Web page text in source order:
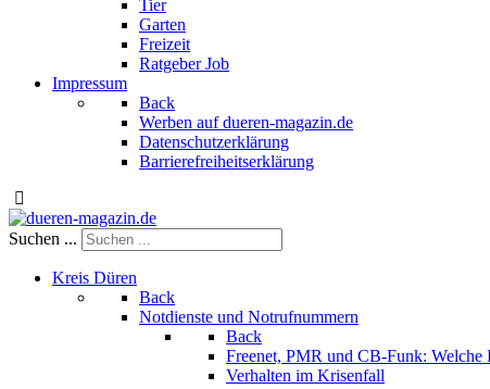
Tier
Garten
Freizeit
Ratgeber Job
Impressum
Back
Werben auf dueren-magazin.de
Datenschutzerklärung
Barrierefreiheitserklärung
Suchen ...
Kreis Düren
Back
Notdienste und Notrufnummern
Back
Freenet, PMR und CB-Funk:
Verhalten im Krisenfall